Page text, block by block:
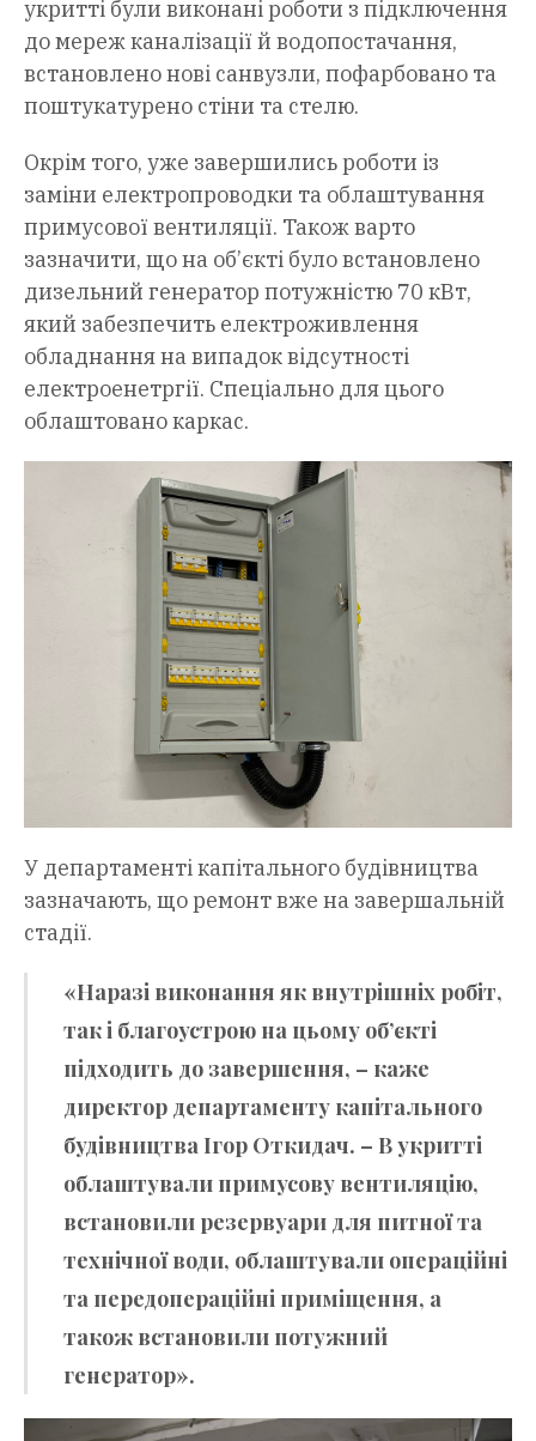
укритті були виконані роботи з підключення
до мереж каналізації й водопостачання,
встановлено нові санвузли, пофарбовано та
поштукатурено стіни та стелю.
Окрім того, уже завершились роботи із
заміни електропроводки та облаштування
примусової вентиляції. Також варто
зазначити, що на об’єкті було встановлено
дизельний генератор потужністю 70 кВт,
який забезпечить електроживлення
обладнання на випадок відсутності
електроенетргії. Спеціально для цього
облаштовано каркас.
У департаменті капітального будівництва
зазначають, що ремонт вже на завершальній
стадії.
«Наразі виконання як внутрішніх робіт,
так і благоустрою на цьому об’єкті
підходить до завершення, – каже
директор департаменту капітального
будівництва Ігор Откидач. – В укритті
облаштували примусову вентиляцію,
встановили резервуари для питної та
технічної води, облаштували операційні
та передопераційні приміщення, а
також встановили потужний
генератор».